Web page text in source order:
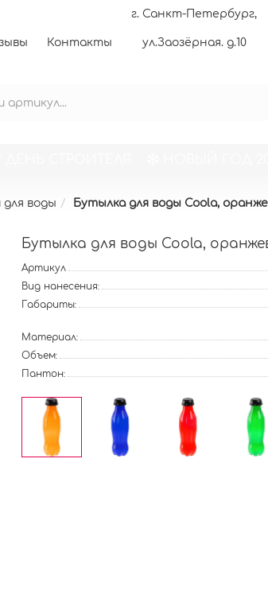
Контакты
г. Санкт-Петербург,
ул.Заозёрная. д.10
воды Бутылка для воды Coola,
Бутылка для воды Coola,
Артикул
Вид нанесения:
Габариты:
Материал:
Объем:
Пантон: